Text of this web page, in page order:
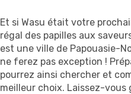
Et si Wasu était votre
régal des papilles aux
est une ville de Papouasie-
ne ferez pas exception !
pourrez ainsi chercher et
meilleur choix. Laissez-